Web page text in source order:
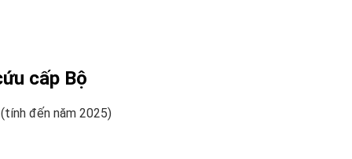
cấp Bộ
đến năm 2025)